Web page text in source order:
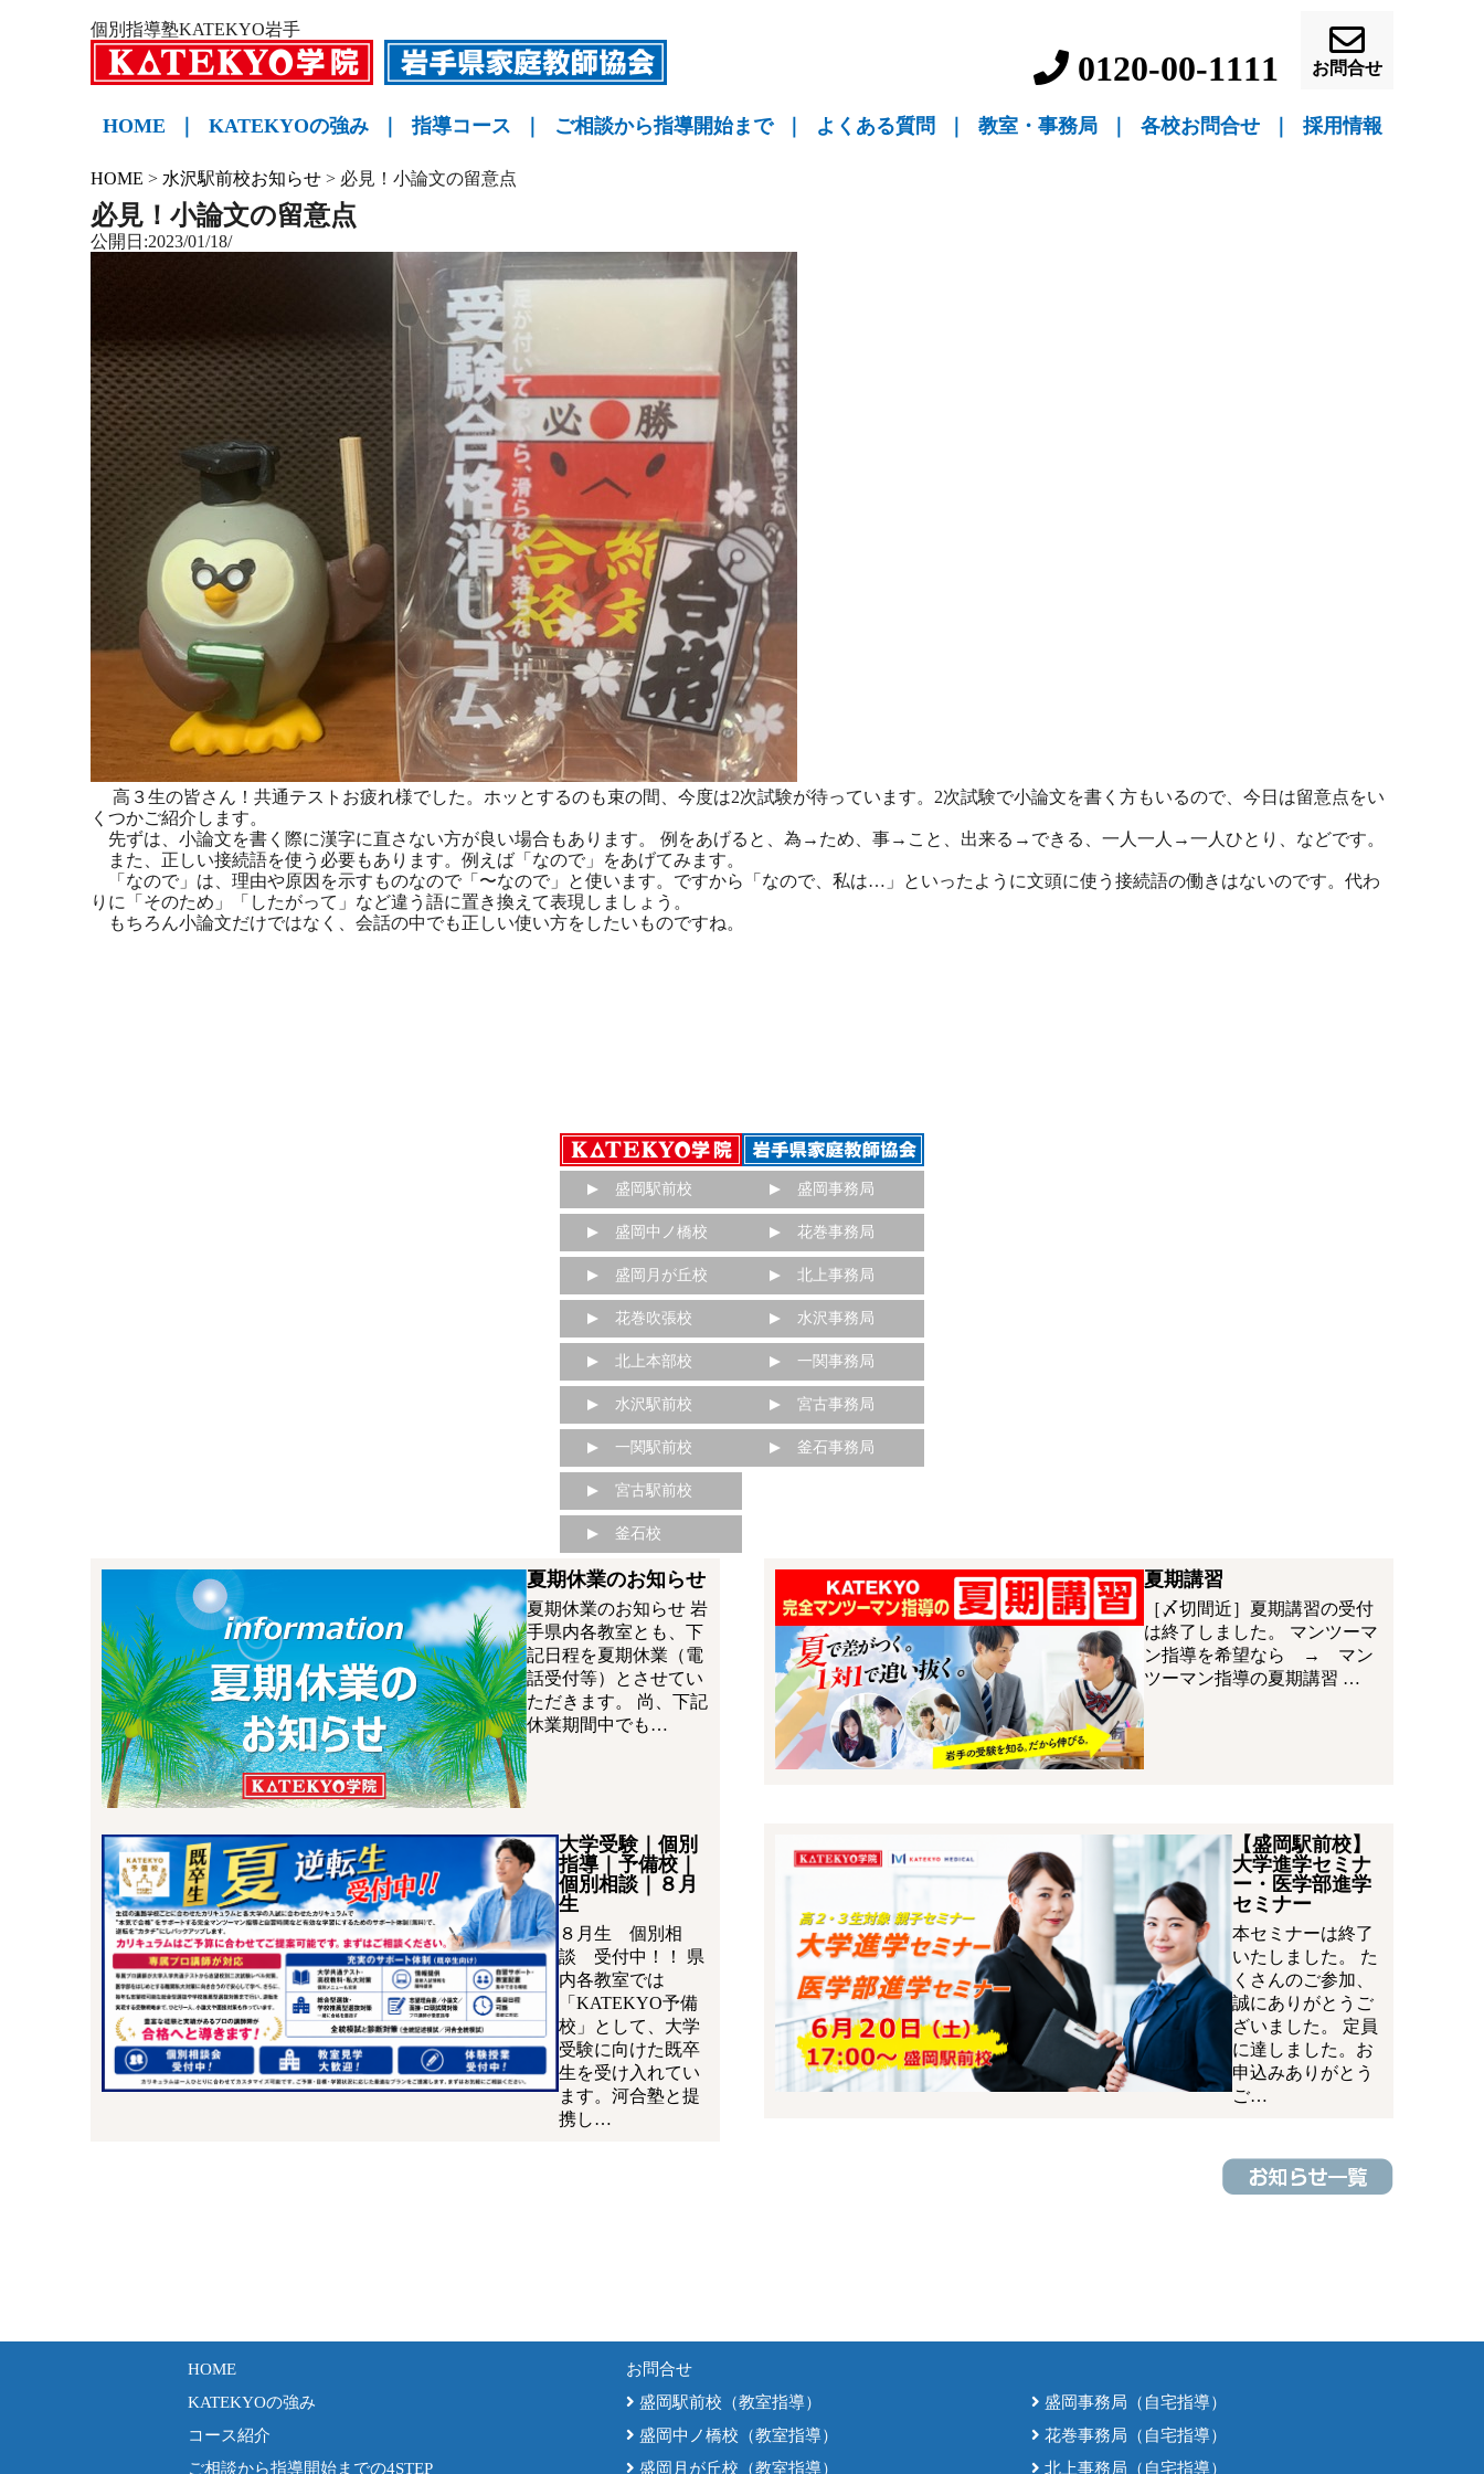
個別指導塾KATEKYO岩手
0120-00-1111 お問合せ
HOME KATEKYOの強み 指導コース
小学生指導
中学生指導
高校生指導
KATEKYO予備校
ご相談から指導開始まで よくある質問 教室・事務局
各校お問合せ
採用情報
HOME > 水沢駅前校お知らせ > 必見！小論文の留意点
必見！小論文の留意点
公開日:2023/01/18/
高３生の皆さん！共通テストお疲れ様でした。ホッとするのも束の間、今度は2次試験が待っています。2次試験で小論文を書く方もいるので、今日は留意点をい
くつかご紹介します。
先ずは、小論文を書く際に漢字に直さない方が良い場合もあります。 例をあげると、為→ため、事→こと、出来る→できる、一人一人→一人ひとり、などです。
また、正しい接続語を使う必要もあります。例えば「なので」をあげてみます。
「なので」は、理由や原因を示すものなので「〜なので」と使います。ですから「なので、私は…」といったように文頭に使う接続語の働きはないのです。代わ
りに「そのため」「したがって」など違う語に置き換えて表現しましょう。
もちろん小論文だけではなく、会話の中でも正しい使い方をしたいものですね。
盛岡駅前校
盛岡中ノ橋校
盛岡月が丘校
花巻吹張校
北上本部校
水沢駅前校
一関駅前校
宮古駅前校
釜石校
盛岡事務局
花巻事務局
北上事務局
水沢事務局
一関事務局
宮古事務局
釜石事務局
夏期休業のお知らせ
夏期休業のお知らせ 岩
手県内各教室とも、下
記日程を夏期休業（電
話受付等）とさせてい
ただきます。 尚、下記
休業期間中でも…
夏期講習
［〆切間近］夏期講習の受付
は終了しました。 マンツーマ
ン指導を希望なら → マン
ツーマン指導の夏期講習 …
大学受験｜個別
指導｜予備校｜
個別相談｜８月
生
８月生 個別相
談 受付中！！ 県
内各教室では
「KATEKYO予備
校」として、大学
受験に向けた既卒
生を受け入れてい
ます。河合塾と提
携し…
【盛岡駅前校】
大学進学セミナ
ー・医学部進学
セミナー
本セミナーは終了
いたしました。 た
くさんのご参加、
誠にありがとうご
ざいました。 定員
に達しました。お
申込みありがとう
ご…
HOME
KATEKYOの強み
コース紹介
ご相談から指導開始までの4STEP
お問合せ
盛岡駅前校（教室指導）
盛岡中ノ橋校（教室指導）
盛岡月が丘校（教室指導）
盛岡事務局（自宅指導）
花巻事務局（自宅指導）
北上事務局（自宅指導）